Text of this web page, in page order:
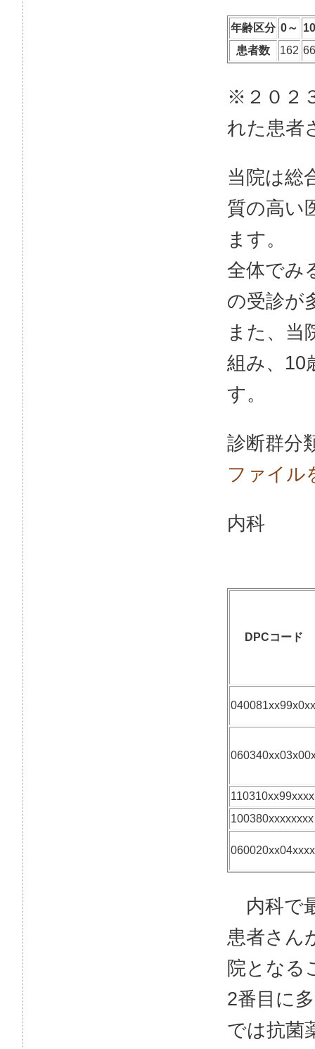
年齢区分 0～
患者数
162 66
※２０２
れた患者
当院は総
質の高い
ます。
全体でみ
の受診が
また、当
組み、10
す。
診断群分
ファイル
内科
DPCコード
040081xx99x0xx
110310xx99xxxx
100380xxxxxxxx
060020xx04xxxx
内科で
患者さん
院となる
2番目に
では抗菌